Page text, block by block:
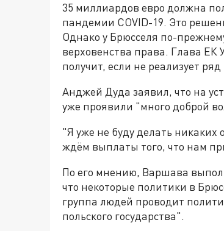
35 миллиардов евро должна
пандемии COVID-19. Это
Однако у Брюсселя по-
верховенства права. Глава ЕК
получит, если не реализует
Анджей Дуда заявил, что на
уже проявили "много доброй
"Я уже не буду делать
ждём выплаты того, что нам
По его мнению, Варшава
что некоторые политики в
группа людей проводит
польского государства".